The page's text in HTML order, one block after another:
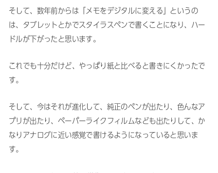
そして、数年前からは「メモをデジタルに変える」というの
は、タブレットとかでスタイラスペンで書くことになり、ハー
ドルが下がったと思います。
これでも十分だけど、やっぱり紙と比べると書きにくかったで
す。
そして、今はそれが進化して、純正のペンが出たり、色んなア
プリが出たり、ペーパーライクフィルムなども出たりして、か
なりアナログに近い感覚で書けるようになっていると思いま
す。